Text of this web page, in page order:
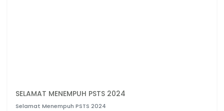
SELAMAT MENEMPUH PSTS 2024
Selamat Menempuh PSTS 2024